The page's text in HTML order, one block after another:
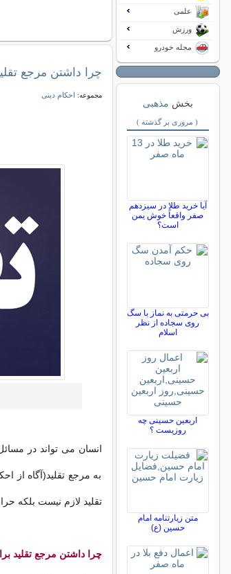
چرا داشتن مرجع
مجموعه: احکام دینی
انسان می تواند در
به مرجع تقلید(آگاه از
تقلید لازم نیست بلکه
چرا داشتن مرجع تقلید
علمی
ورزش
مجله خودرو
بخش مذهبی
( مروری بر گذشته )
آیا خرید طلا در سیزدهم
صفر واقعاً خوش یمن
است؟
بی حرمتی به نماز با سگ
روی سجاده از نظر
اسلام
اربعین حسینی چه
روزیست ؟
متن زیارتنامه امام
حسین (ع)